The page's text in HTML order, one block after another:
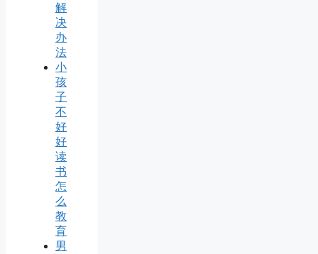
解
决
办
法
小
孩
子
不
好
好
读
书
怎
么
教
育
男